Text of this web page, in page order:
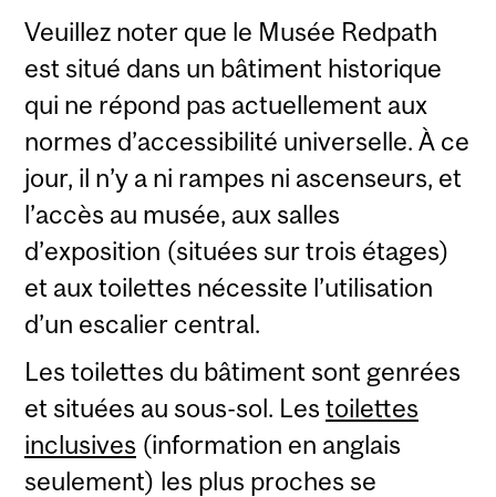
Veuillez noter que le Musée Redpath
est situé dans un bâtiment historique
qui ne répond pas actuellement aux
normes d’accessibilité universelle. À ce
jour, il n’y a ni rampes ni ascenseurs, et
l’accès au musée, aux salles
d’exposition (situées sur trois étages)
et aux toilettes nécessite l’utilisation
d’un escalier central.
Les toilettes du bâtiment sont genrées
et situées au sous-sol. Les toilettes
inclusives (information en anglais
seulement) les plus proches se